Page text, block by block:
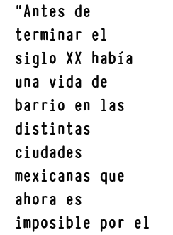
"Antes de
terminar el
siglo XX había
una vida de
barrio en las
distintas
ciudades
mexicanas que
ahora es
imposible por el